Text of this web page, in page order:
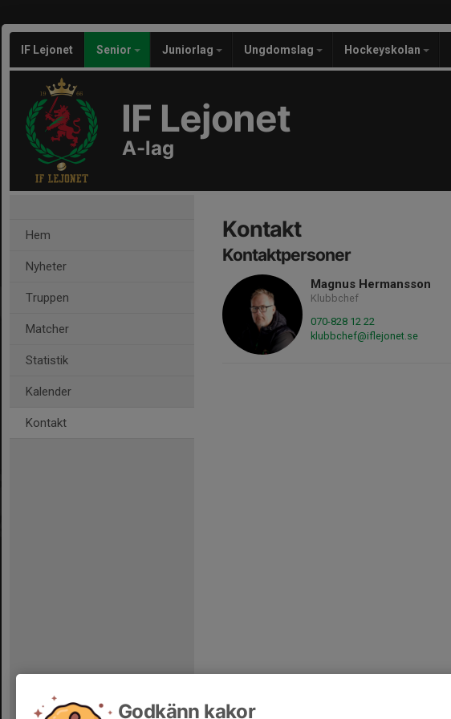
IF Lejonet Senior Juniorlag Ungdomslag Hockeyskolan
IF Lejonet
A-lag
Hem
Nyheter
Truppen
Matcher
Statistik
Kalender
Kontakt
Kontakt
Kontaktpersoner
Magnus Hermansson
Klubbchef
070-828 12 22
klubbchef@iflejonet.se
Godkänn kakor